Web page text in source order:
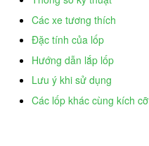
Các xe tương thích
Đặc tính của lốp
Hướng dẫn lắp lốp
Lưu ý khi sử dụng
Các lốp khác cùng kích cỡ